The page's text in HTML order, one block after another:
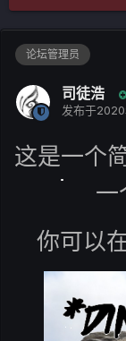
论坛管理员
司徒浩
发布于2020
这是一个
一
你可以